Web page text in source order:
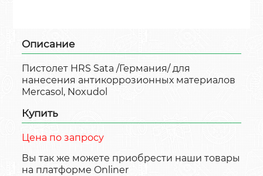
Описание
Пистолет HRS Sata /Германия/ для
нанесения антикоррозионных материалов
Mercasol, Noxudol
Купить
Цена по запросу
Вы так же можете приобрести наши товары
на платформе Onliner